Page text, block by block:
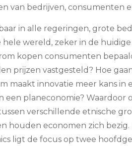
van bedrijven, consumenten
in alle regeringen, grote
wereld, zeker in de
kopen consumenten
prijzen vastgesteld? Hoe
maakt innovatie meer kans in
een planeconomie? Waardoor
verschillende etnische
houden economen zich bezig.
ligt de focus op twee